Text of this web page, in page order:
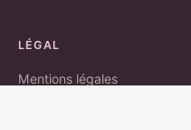
LÉGAL
Mentions légales